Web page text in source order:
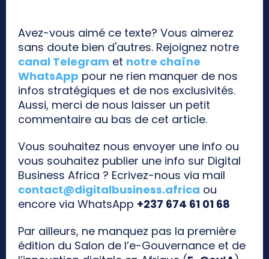
Avez-vous aimé ce texte? Vous aimerez
sans doute bien d'autres. Rejoignez notre
canal Telegram et notre chaîne
WhatsApp pour ne rien manquer de nos
infos stratégiques et de nos exclusivités.
Aussi, merci de nous laisser un petit
commentaire au bas de cet article.
Vous souhaitez nous envoyer une info ou
vous souhaitez publier une info sur Digital
Business Africa ? Ecrivez-nous via mail
contact@digitalbusiness.africa ou
encore via WhatsApp +237 674 61 01 68
Par ailleurs, ne manquez pas la première
édition du Salon de l’e-Gouvernance et de